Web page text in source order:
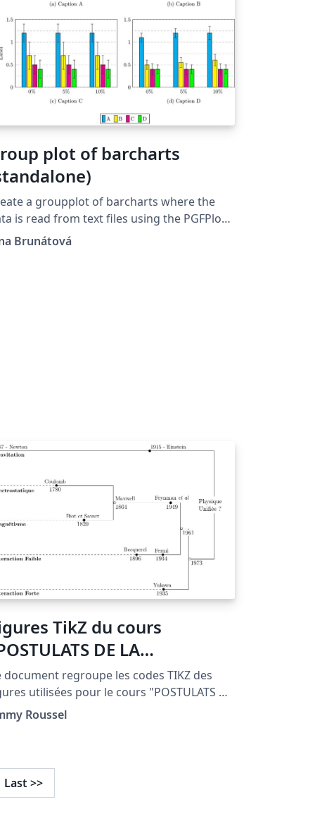
plot of barcharts
a groupplot of barcharts where the
is read from text files using the PGFPlot
Brunátová
TikZ du cours
DE LA
document regroupe les codes TIKZ des
utilisées pour le cours "POSTULATS DE
DYNAMIQUE" situé à la page http://femto-
mecanique/meca_C2.php
Roussel
Last >>